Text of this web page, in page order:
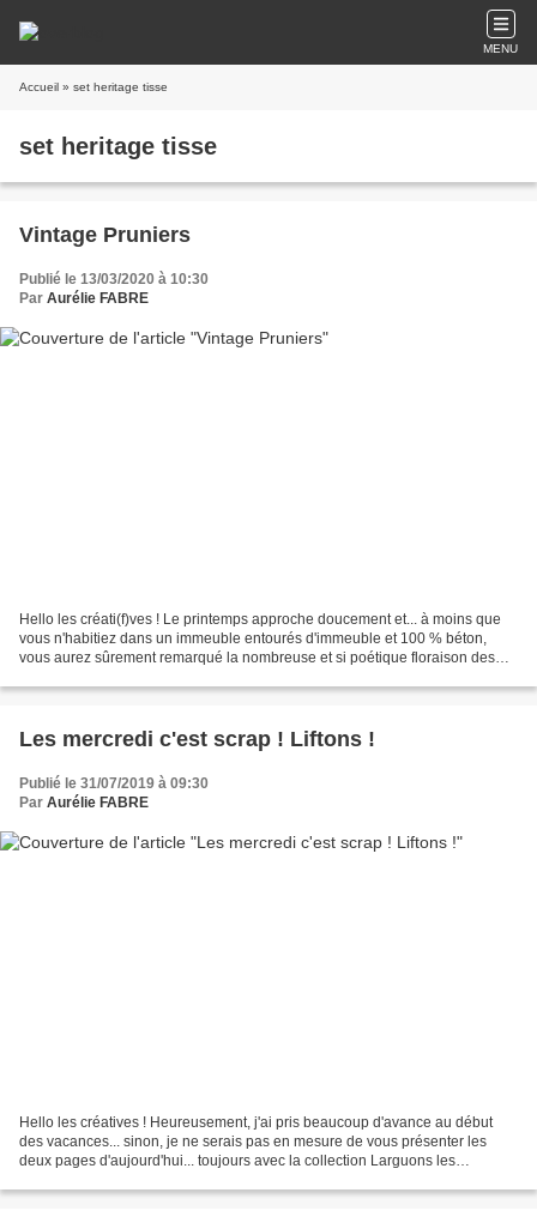
MENU
Accueil » set heritage tisse
set heritage tisse
Vintage Pruniers
Publié le 13/03/2020 à 10:30
Par Aurélie FABRE
Hello les créati(f)ves ! Le printemps approche doucement et... à moins que
vous n'habitiez dans un immeuble entourés d'immeuble et 100 % béton,
vous aurez sûrement remarqué la nombreuse et si poétique floraison des
Les mercredi c'est scrap ! Liftons !
Publié le 31/07/2019 à 09:30
Par Aurélie FABRE
Hello les créatives ! Heureusement, j'ai pris beaucoup d'avance au début
des vacances... sinon, je ne serais pas en mesure de vous présenter les
deux pages d'aujourd'hui... toujours avec la collection Larguons les